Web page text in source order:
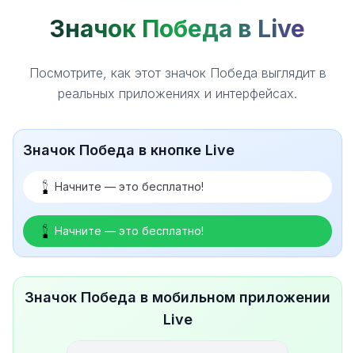
Значок Победа в Live
Посмотрите, как этот значок Победа выглядит в
реальных приложениях и интерфейсах.
Значок Победа в кнопке Live
Начните — это бесплатно!
Начните — это бесплатно!
Значок Победа в мобильном приложении
Live